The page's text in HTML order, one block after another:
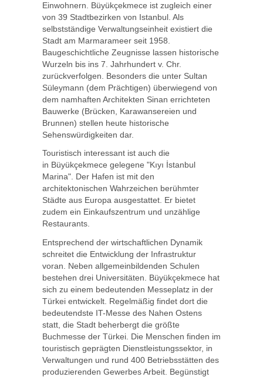
Einwohnern. Büyükçekmece ist zugleich einer
von 39 Stadtbezirken von Istanbul. Als
selbstständige Verwaltungseinheit existiert die
Stadt am Marmarameer seit 1958.
Baugeschichtliche Zeugnisse lassen historische
Wurzeln bis ins 7. Jahrhundert v. Chr.
zurückverfolgen. Besonders die unter Sultan
Süleymann (dem Prächtigen) überwiegend von
dem namhaften Architekten Sinan errichteten
Bauwerke (Brücken, Karawansereien und
Brunnen) stellen heute historische
Sehenswürdigkeiten dar.
Touristisch interessant ist auch die
in Büyükçekmece gelegene "Kıyı İstanbul
Marina". Der Hafen ist mit den
architektonischen Wahrzeichen berühmter
Städte aus Europa ausgestattet. Er bietet
zudem ein Einkaufszentrum und unzählige
Restaurants.
Entsprechend der wirtschaftlichen Dynamik
schreitet die Entwicklung der Infrastruktur
voran. Neben allgemeinbildenden Schulen
bestehen drei Universitäten. Büyükçekmece hat
sich zu einem bedeutenden Messeplatz in der
Türkei entwickelt. Regelmäßig findet dort die
bedeutendste IT-Messe des Nahen Ostens
statt, die Stadt beherbergt die größte
Buchmesse der Türkei. Die Menschen finden im
touristisch geprägten Dienstleistungssektor, in
Verwaltungen und rund 400 Betriebsstätten des
produzierenden Gewerbes Arbeit. Begünstigt